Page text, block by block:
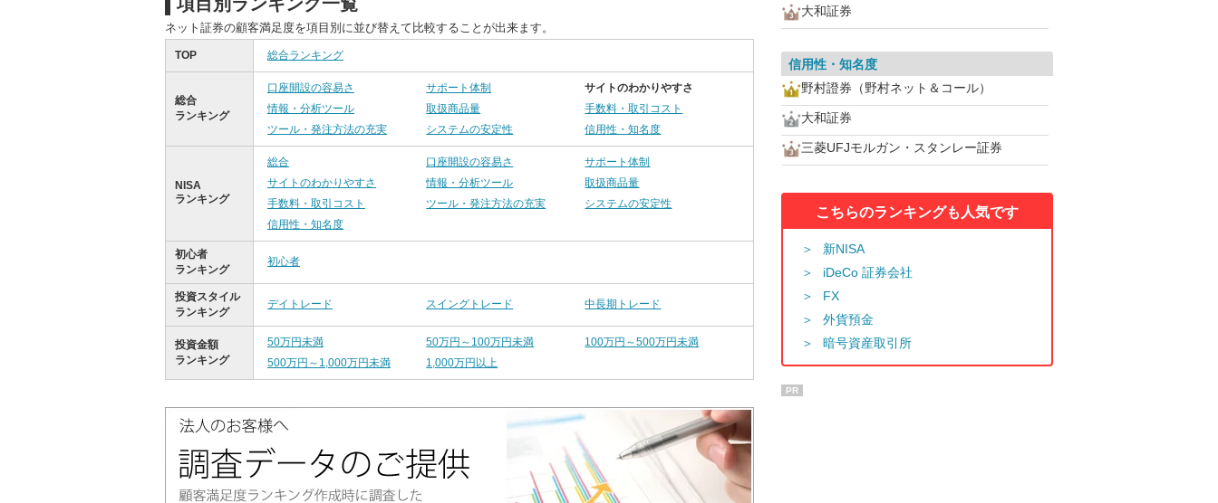
ネット証券の顧客満足度を項目別に並び替えて比較することが出来ます。
TOP 総合ランキング
総合
ランキング
口座開設の容易さ サポート体制
サイトのわかりやすさ
情報・分析ツール
取扱商品量
手数料・取引コスト
ツール・発注方法の充実
システムの安定性 信用性・知名度
NISA
ランキング
総合 口座開設の容易さ
サポート体制
サイトのわかりやすさ
情報・分析ツール
取扱商品量
手数料・取引コスト
ツール・発注方法の充実
システムの安定性
信用性・知名度
初心者
ランキング
初心者
投資スタイル
ランキング
デイトレード スイングトレード 中長期トレード
投資金額
ランキング
50万円未満 50万円～100万円未満
100万円～500万円未満
500万円～1,000万円未満
1,000万円以上
大和証券
信用性・知名度
野村證券（野村ネット＆コール）
大和証券
三菱UFJモルガン・スタンレー証券
こちらのランキングも人気です
新NISA
iDeCo 証券会社
FX
外貨預金
暗号資産取引所
PR